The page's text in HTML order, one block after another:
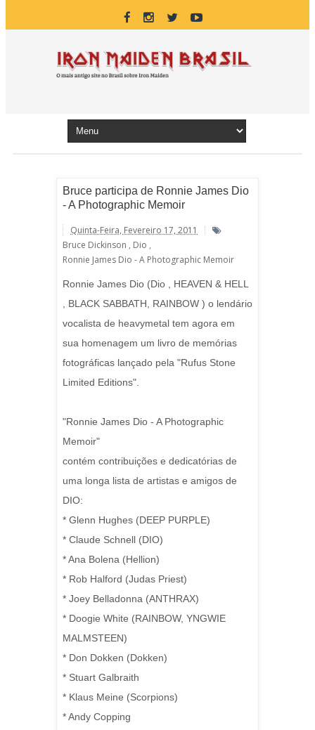
Bruce participa de Ronnie James Dio
- A Photographic Memoir
Quinta-Feira, Fevereiro 17, 2011
Bruce Dickinson , Dio ,
Ronnie James Dio - A Photographic Memoir
Ronnie James Dio (Dio , HEAVEN & HELL
, BLACK SABBATH, RAINBOW ) o lendário
vocalista de heavymetal tem agora em
sua homenagem um livro de memórias
fotográficas lançado pela "Rufus Stone
Limited Editions".
"Ronnie James Dio - A Photographic
Memoir"
contém contribuições e dedicatórias de
uma longa lista de artistas e amigos de
DIO:
* Glenn Hughes (DEEP PURPLE)
* Claude Schnell (DIO)
* Ana Bolena (Hellion)
* Rob Halford (Judas Priest)
* Joey Belladonna (ANTHRAX)
* Doogie White (RAINBOW, YNGWIE
MALMSTEEN)
* Don Dokken (Dokken)
* Stuart Galbraith
* Klaus Meine (Scorpions)
* Andy Copping